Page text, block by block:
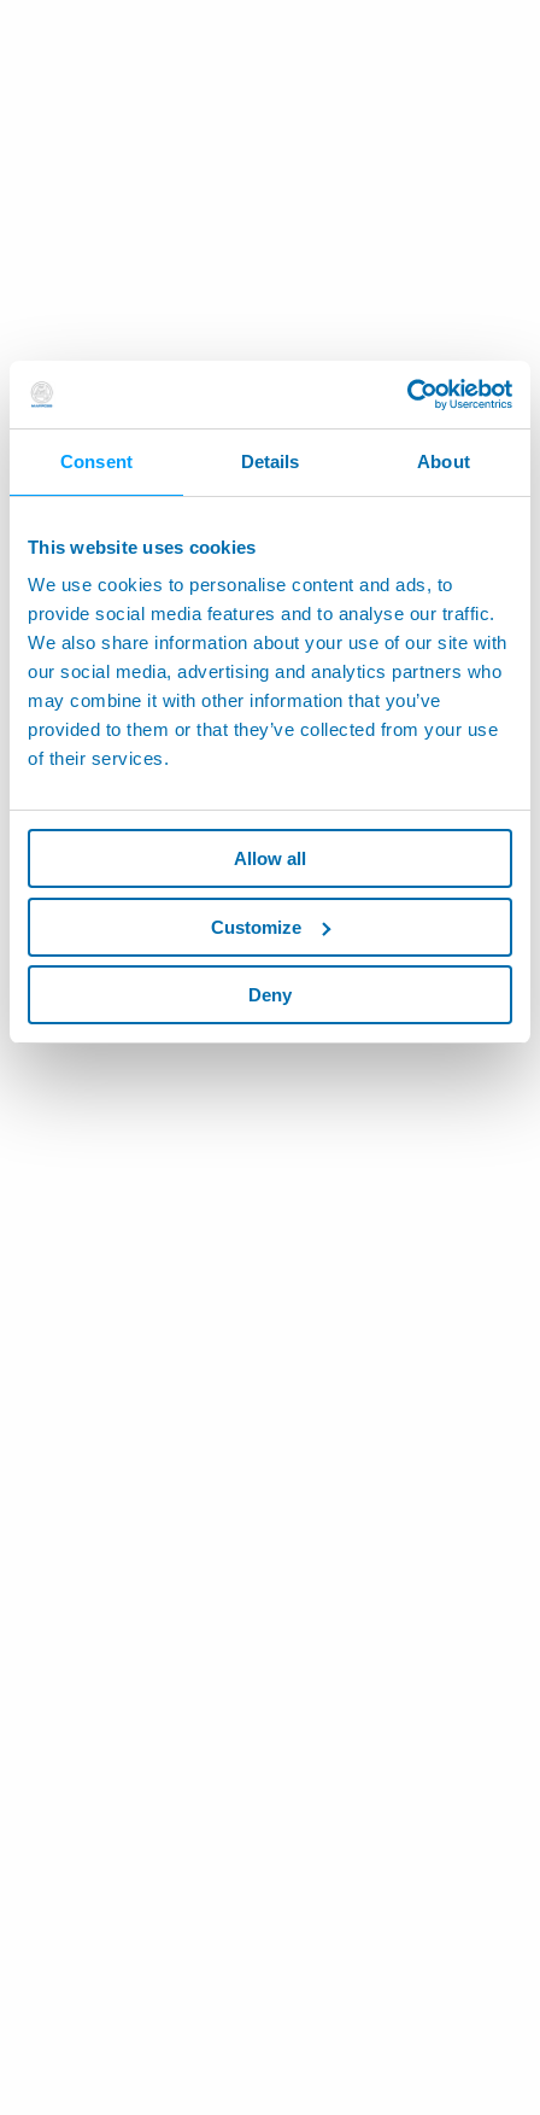
Consent Details About
This website uses cookies
We use cookies to personalise content and ads, to
provide social media features and to analyse our traffic.
We also share information about your use of our site with
our social media, advertising and analytics partners who
may combine it with other information that you’ve
provided to them or that they’ve collected from your use
of their services.
Allow all
Customize
Deny